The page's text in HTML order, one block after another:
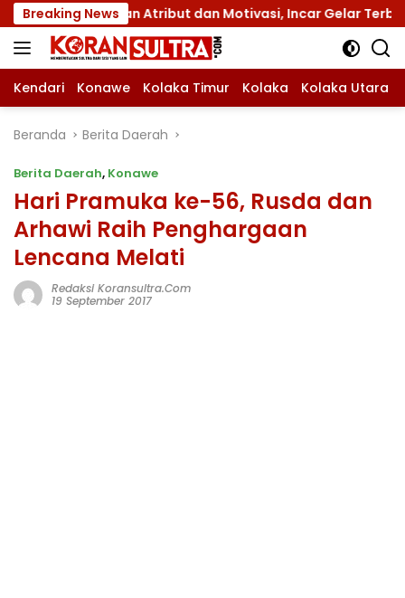
Langsung
ke
konten
Breaking News
Atribut dan Motivasi, Incar Gelar Terbaik di Sultra
Kendari Konawe Kolaka Timur Kolaka Kolaka Utara
Beranda Berita Daerah
Berita Daerah, Konawe
Hari Pramuka ke-56, Rusda dan
Arhawi Raih Penghargaan
Lencana Melati
Redaksi Koransultra.com
19 September 2017